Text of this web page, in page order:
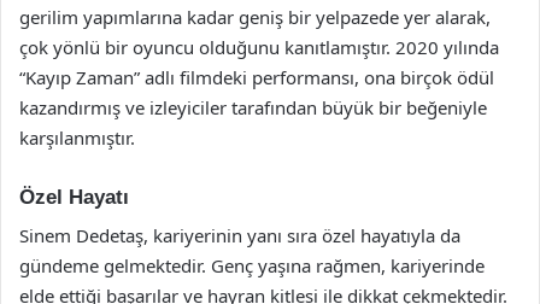
gerilim yapımlarına kadar geniş bir yelpazede yer alarak,
çok yönlü bir oyuncu olduğunu kanıtlamıştır. 2020 yılında
“Kayıp Zaman” adlı filmdeki performansı, ona birçok ödül
kazandırmış ve izleyiciler tarafından büyük bir beğeniyle
karşılanmıştır.
Özel Hayatı
Sinem Dedetaş, kariyerinin yanı sıra özel hayatıyla da
gündeme gelmektedir. Genç yaşına rağmen, kariyerinde
elde ettiği başarılar ve hayran kitlesi ile dikkat çekmektedir.